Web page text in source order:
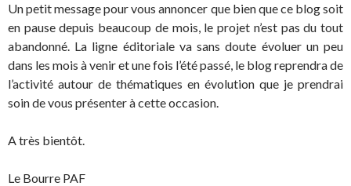
Un petit message pour vous annoncer que bien que ce blog soit
en pause depuis beaucoup de mois, le projet n’est pas du tout
abandonné. La ligne éditoriale va sans doute évoluer un peu
dans les mois à venir et une fois l’été passé, le blog reprendra de
l’activité autour de thématiques en évolution que je prendrai
soin de vous présenter à cette occasion.
A très bientôt.
Le Bourre PAF